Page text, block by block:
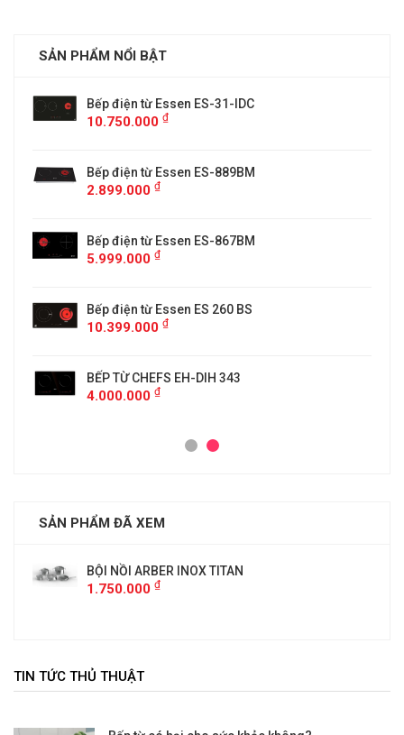
SẢN PHẨM NỔI BẬT
Bếp điện từ Essen ES-31-IDC
10.750.000 ₫
Bếp điện từ Essen ES-889BM
2.899.000 ₫
Bếp điện từ Essen ES-867BM
5.999.000 ₫
Bếp điện từ Essen ES 260 BS
10.399.000 ₫
BẾP TỪ CHEFS EH-DIH 343
4.000.000 ₫
SẢN PHẨM ĐÃ XEM
BỘI NỒI ARBER INOX TITAN
1.750.000 ₫
TIN TỨC THỦ THUẬT